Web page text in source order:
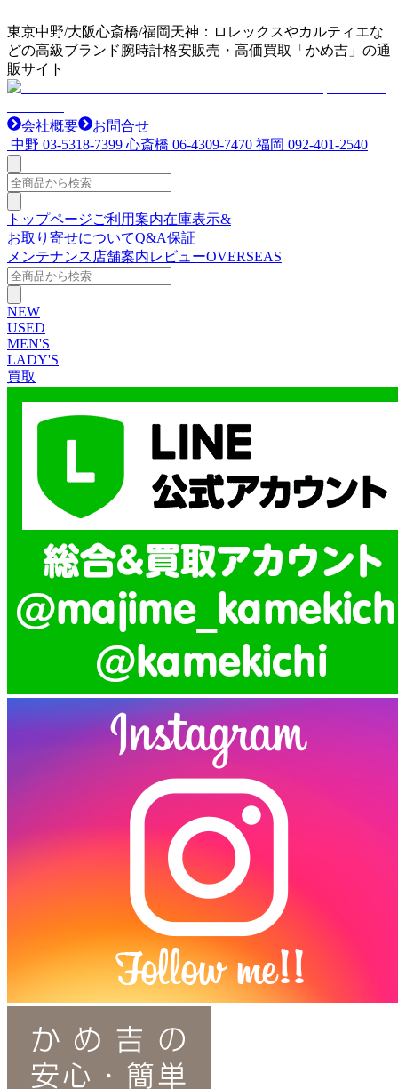
東京中野/大阪心斎橋/福岡天神：ロレックスやカルティエな
どの高級ブランド腕時計格安販売・高価買取「かめ吉」の通
販サイト
会社概要
お問合せ
中野 03-5318-7399 心斎橋 06-4309-7470 福岡 092-401-2540
トップページご利用案内在庫表示&
お取り寄せについてQ&A保証
メンテナンス 店舗案内レビューOVERSEAS
NEW
USED
MEN'S
LADY'S
買取